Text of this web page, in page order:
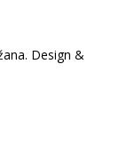
Design &